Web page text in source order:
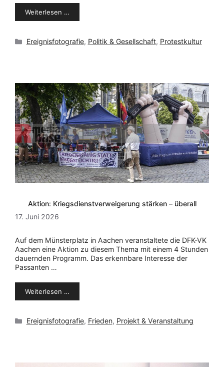
Weiterlesen …
Kategorien
Ereignisfotografie, Politik & Gesellschaft, Protestkultur
Aktion: Kriegsdienstverweigerung stärken – überall
17. Juni 2026
Auf dem Münsterplatz in Aachen veranstaltete die DFK-VK
Aachen eine Aktion zu diesem Thema mit einem 4 Stunden
dauernden Programm. Das erkennbare Interesse der
Passanten …
Weiterlesen …
Kategorien
Ereignisfotografie, Frieden, Projekt & Veranstaltung